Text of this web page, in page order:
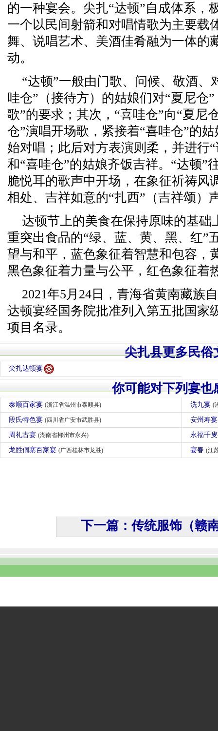
的一种宴会。尖扎“达顿”自成体系，
一个以民间射箭和对唱情歌为主要载
舞、说唱艺术、美酒佳肴融为一体的
动。
“达顿”一般由门歌、问候、敬酒、
哇仓”（接待方）的姑娘们对“夏尼仓
歌”的要求；其次，“喜哇仓”向“夏尼
仓”演唱开场歌，紧接着“喜哇仓”的
始对唱；此后对方表演则柔，并进行
和“喜哇仓”的姑娘齐饭吉祥。“达顿”
脆悦耳的歌声中开场，在象征祈祷风
相处、吉祥如意的“扎西”（吉祥颂）
达顿节上的美食在保持原味的基础
重突出食品的“绿、蓝、黄、黑、红”
望与和平，蓝色象征着智慧和包容，
黑色象征着力量与公平，红色象征着
2021年5月24日，青海省黄南藏族
达顿宴经国务院批准列入第五批国家
项目名录。
尖扎县更多民俗
尖扎达顿宴
你可能对下列宴也
泰顺百家宴 (浙江省温州市泰顺县) 洗九宴 (
段氏特色宴 (四川省广安市武胜县) 安州寿
周礼古宴 (湖南省郴州市永兴) 永福千
龙胜侗寨百家宴 (广西桂林市龙胜) 宴春 (江
下一篇：传统服饰（赣